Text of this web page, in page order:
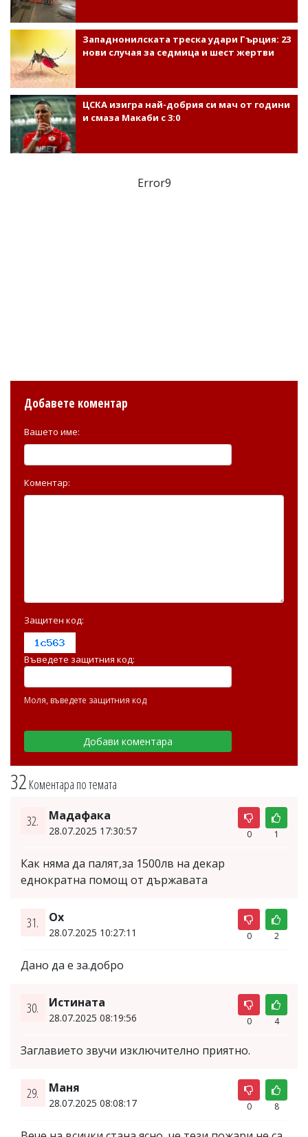
Западнонилската треска удари Гърция: 23
нови случая за седмица и шест жертви
ЦСКА изигра най-добрия си мач от години
и смаза Макаби с 3:0
Error9
32 Коментара по темата
32. Мадафака
28.07.2025 17:30:57 0 1
Как няма да палят,за 1500лв на декар
еднократна помощ от държавата
31. Ох
28.07.2025 10:27:11 0 2
Дано да е за.добро
30. Истината
28.07.2025 08:19:56 0 4
Заглавието звучи изключително приятно.
29. Маня
28.07.2025 08:08:17 0 8
Добавете коментар
Вашето име:
Коментар:
Защитен код:
Въведете защитния код:
Моля, въведете защитния код